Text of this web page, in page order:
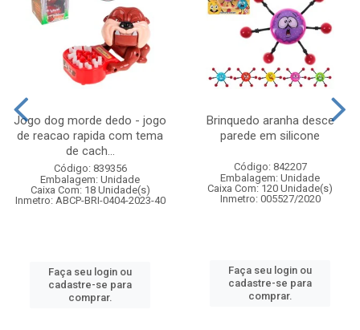
Jogo dog morde dedo - jogo
de reacao rapida com tema
de cach...
Código: 839356
Embalagem: Unidade
Caixa Com: 18 Unidade(s)
Inmetro: ABCP-BRI-0404-2023-40
Faça seu login ou
cadastre-se para
comprar.
Brinquedo aranha desce
parede em silicone
Código: 842207
Embalagem: Unidade
Caixa Com: 120 Unidade(s)
Inmetro: 005527/2020
Faça seu login ou
cadastre-se para
comprar.